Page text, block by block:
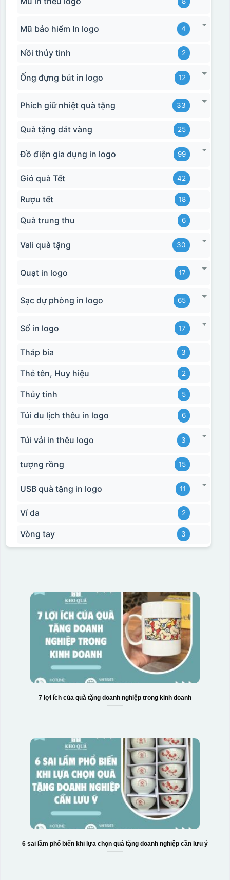
Mũ bảo hiểm In logo 4
Nồi thủy tinh 2
Ống đựng bút in logo 12
Phích giữ nhiệt quà tặng 33
Quà tặng dát vàng 25
Đồ điện gia dụng in logo 99
Giỏ quà Tết 42
Rượu tết 18
Quà trung thu 6
Vali quà tặng 30
Quạt in logo 17
Sạc dự phòng in logo 65
Sổ in logo 17
Tháp bia 3
Thẻ tên, Huy hiệu 2
Thủy tinh 5
Túi du lịch thêu in logo 6
Túi vải in thêu logo 3
tượng rồng 15
USB quà tặng in logo 11
Ví da 2
Vòng tay 3
7 lợi ích của quà tặng doanh nghiệp trong kinh doanh
6 sai lầm phổ biến khi lựa chọn quà tặng doanh nghiệp cần lưu ý